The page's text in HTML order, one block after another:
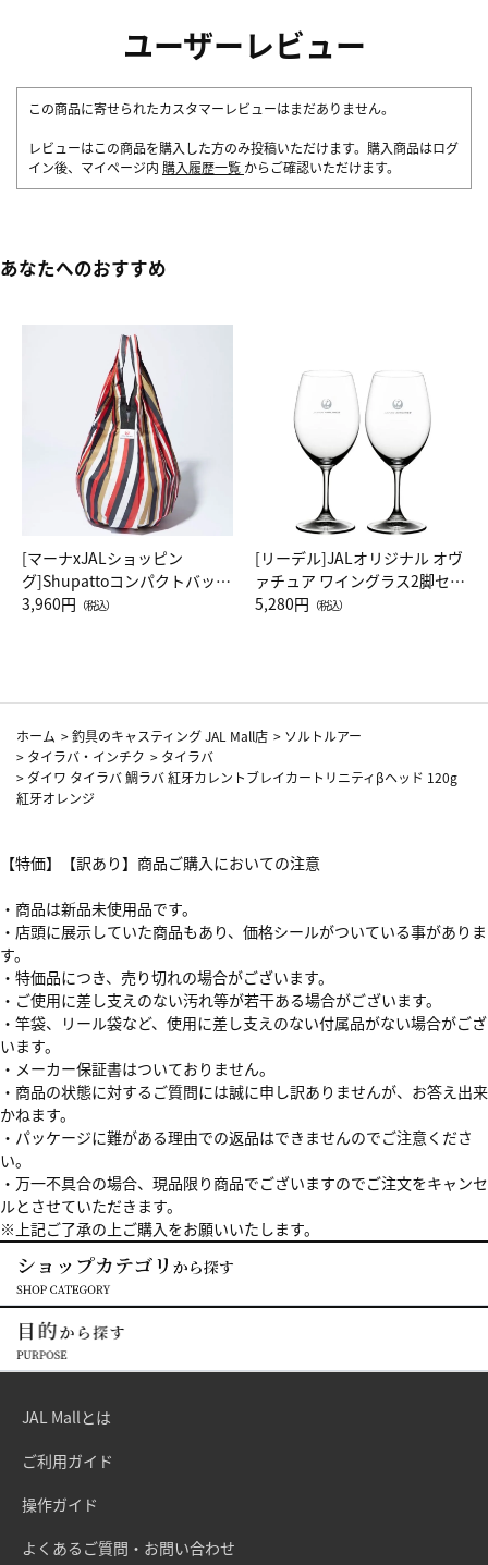
ユーザーレビュー
この商品に寄せられたカスタマーレビューはまだありません。
レビューはこの商品を購入した方のみ投稿いただけます。購入商品はログ
イン後、マイページ内 購入履歴一覧 からご確認いただけます。
あなたへのおすすめ
[マーナxJALショッピン
グ]Shupattoコンパクトバッグ
Drop JAL客室乗務員（LC）ス
3,960円 （税込）
[リーデル]JALオリジナル オヴ
ァチュア ワイングラス2脚セッ
ト（レッドワイン）
5,280円 （税込）
ホーム >釣具のキャスティング JAL Mall店 > ソルトルアー
> タイラバ・インチク > タイラバ
> ダイワ タイラバ 鯛ラバ 紅牙カレントブレイカートリニティβヘッド 120g
紅牙オレンジ
【特価】【訳あり】商品ご購入においての注意
・商品は新品未使用品です。
・店頭に展示していた商品もあり、価格シールがついている事がありま
す。
・特価品につき、売り切れの場合がございます。
・ご使用に差し支えのない汚れ等が若干ある場合がございます。
・竿袋、リール袋など、使用に差し支えのない付属品がない場合がござ
います。
・メーカー保証書はついておりません。
・商品の状態に対するご質問には誠に申し訳ありませんが、お答え出来
かねます。
・パッケージに難がある理由での返品はできませんのでご注意くださ
い。
・万一不具合の場合、現品限り商品でございますのでご注文をキャンセ
ルとさせていただきます。
※上記ご了承の上ご購入をお願いいたします。
JAL Mallとは
ご利用ガイド
操作ガイド
よくあるご質問・お問い合わせ